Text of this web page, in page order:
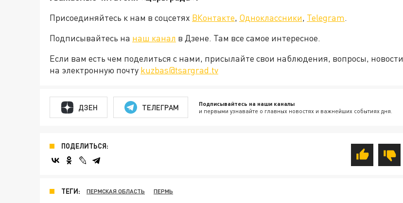
Присоединяйтесь к нам в соцсетях ВКонтакте, Одноклассники, Telegram.
Подписывайтесь на наш канал в Дзене. Там все самое интересное.
Если вам есть чем поделиться с нами, присылайте свои наблюдения, вопросы, новости
на электронную почту kuzbas@tsargrad.tv
ДЗЕН ТЕЛЕГРАМ Подписывайтесь на наши каналы
и первыми узнавайте о главных новостях и важнейших событиях дня.
ПОДЕЛИТЬСЯ:
ТЕГИ: ПЕРМСКАЯ ОБЛАСТЬ ПЕРМЬ